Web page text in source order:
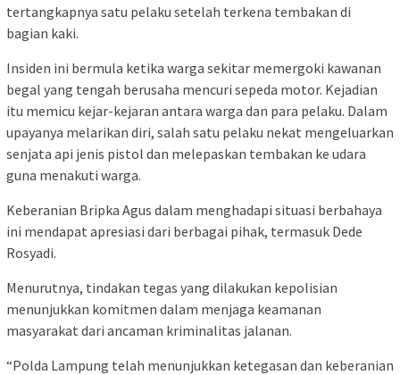
tertangkapnya satu pelaku setelah terkena tembakan di
bagian kaki.
Insiden ini bermula ketika warga sekitar memergoki kawanan
begal yang tengah berusaha mencuri sepeda motor. Kejadian
itu memicu kejar-kejaran antara warga dan para pelaku. Dalam
upayanya melarikan diri, salah satu pelaku nekat mengeluarkan
senjata api jenis pistol dan melepaskan tembakan ke udara
guna menakuti warga.
Keberanian Bripka Agus dalam menghadapi situasi berbahaya
ini mendapat apresiasi dari berbagai pihak, termasuk Dede
Rosyadi.
Menurutnya, tindakan tegas yang dilakukan kepolisian
menunjukkan komitmen dalam menjaga keamanan
masyarakat dari ancaman kriminalitas jalanan.
“Polda Lampung telah menunjukkan ketegasan dan keberanian